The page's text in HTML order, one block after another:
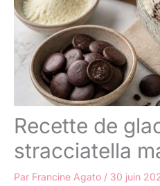
Recette de
stracciatella
Par Francine Agato / 30 juin